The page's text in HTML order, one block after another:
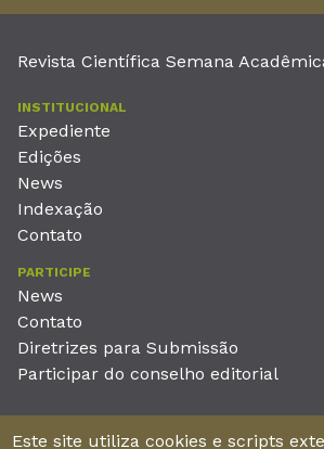
Revista Científica Semana
INSTITUCIONAL
Expediente
Edições
News
Indexação
Contato
PARTICIPE
News
Contato
Diretrizes para Submissão
Participar do conselho editorial
Este site utiliza cookies e scripts